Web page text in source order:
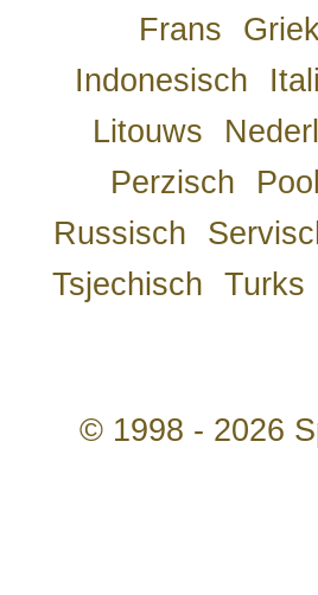
Frans
Indonesisch
Litouws
Perzisch
Russisch
Tsjechisch
Turks
© 1998 - 2026